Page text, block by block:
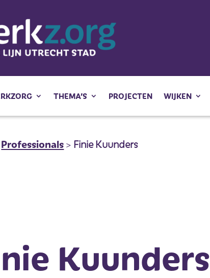
THEMA’S PROJECTEN WIJKEN
Professionals > Finie Kuunders
Kuunders